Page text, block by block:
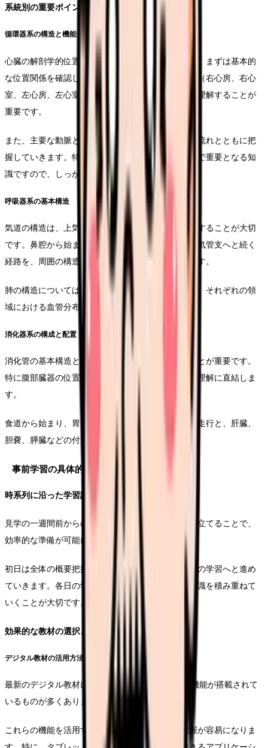
系統別の重要ポイント
循環器系の構造と機能
心臓の解剖学的位置と周囲組織との関係性について、まずは基本的
な位置関係を確認していきます。心臓の四つの部屋（右心房、右心
室、左心房、左心室）の配置と、それぞれの役割を理解することが
重要です。
また、主要な動脈と静脈の走行についても、血液の流れとともに把
握していきます。特に冠状動脈の分布は、臨床現場で重要となる知
識ですので、しっかりと確認しておきましょう。
呼吸器系の基本構造
気道の構造は、上気道から下気道まで連続的に理解することが大切
です。鼻腔から始まり、咽頭、喉頭を経て、気管・気管支へと続く
経路を、周囲の構造物との関係性も含めて学習します。
肺の構造については、右肺三葉、左肺二葉の区分と、それぞれの領
域における血管分布のパターンを確認します。
消化器系の構成と配置
消化管の基本構造と、実際の配置関係を理解することが重要です。
特に腹部臓器の位置関係は、臨床での触診や症状の理解に直結しま
す。
食道から始まり、胃、小腸、大腸へと続く消化管の走行と、肝臓、
胆嚢、膵臓などの付属器の位置関係を把握します。
事前学習の具体的な進め方
時系列に沿った学習計画
見学の一週間前からの具体的な学習スケジュールを立てることで、
効率的な準備が可能になります。
初日は全体の概要把握から始め、徐々に詳細な部分の学習へと進め
ていきます。各日の学習目標を明確にし、着実に知識を積み重ねて
いくことが大切です。
効果的な教材の選択と活用
デジタル教材の活用方法
最新のデジタル教材には、3D表示機能や断層表示機能が搭載されて
いるものが多くあります。
これらの機能を活用することで、立体的な構造把握が容易になりま